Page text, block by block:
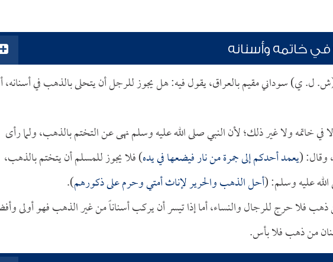
خاتمه وأسنانه
(ش. ل. ي) سوداني مقيم بالعراق، يقول فيه: هل يجوز للرجل أن يتحلى بالذهب في أسنانه،
خاتمه ولا غير ذلك؛ لأن النبي صلى الله عليه وسلم نهى عن التختم بالذهب، ولما رأى
وقال: (يعمد أحدكم إلى جمرة من نار فيضعها في يده) فلا يجوز للمسلم أن يتختم بالذهب،
الله عليه وسلم: (أحل الذهب والحرير لإناث أمتي وحرم على ذكورهم).
فلا حرج للرجال والنساء، أما إذا تيسر أن يركب أسناناً من غير الذهب فهو أولى
من ذهب فلا بأس.